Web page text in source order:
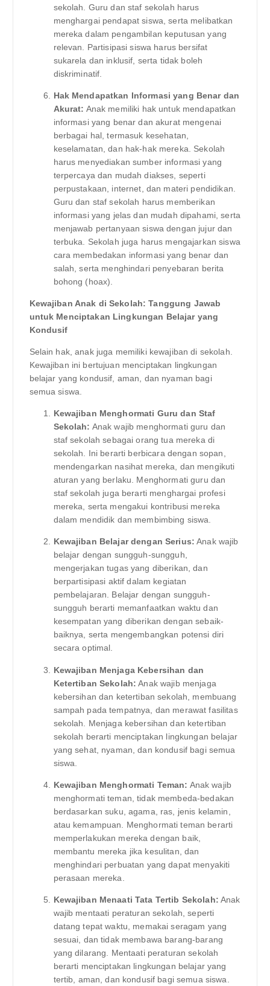
sekolah. Guru dan staf sekolah harus
menghargai pendapat siswa, serta melibatkan
mereka dalam pengambilan keputusan yang
relevan. Partisipasi siswa harus bersifat
sukarela dan inklusif, serta tidak boleh
diskriminatif.
Hak Mendapatkan Informasi yang Benar dan
Akurat: Anak memiliki hak untuk mendapatkan
informasi yang benar dan akurat mengenai
berbagai hal, termasuk kesehatan,
keselamatan, dan hak-hak mereka. Sekolah
harus menyediakan sumber informasi yang
terpercaya dan mudah diakses, seperti
perpustakaan, internet, dan materi pendidikan.
Guru dan staf sekolah harus memberikan
informasi yang jelas dan mudah dipahami, serta
menjawab pertanyaan siswa dengan jujur dan
terbuka. Sekolah juga harus mengajarkan siswa
cara membedakan informasi yang benar dan
salah, serta menghindari penyebaran berita
bohong (hoax).
Kewajiban Anak di Sekolah: Tanggung Jawab
untuk Menciptakan Lingkungan Belajar yang
Kondusif
Selain hak, anak juga memiliki kewajiban di sekolah.
Kewajiban ini bertujuan menciptakan lingkungan
belajar yang kondusif, aman, dan nyaman bagi
semua siswa.
Kewajiban Menghormati Guru dan Staf
Sekolah: Anak wajib menghormati guru dan
staf sekolah sebagai orang tua mereka di
sekolah. Ini berarti berbicara dengan sopan,
mendengarkan nasihat mereka, dan mengikuti
aturan yang berlaku. Menghormati guru dan
staf sekolah juga berarti menghargai profesi
mereka, serta mengakui kontribusi mereka
dalam mendidik dan membimbing siswa.
Kewajiban Belajar dengan Serius: Anak wajib
belajar dengan sungguh-sungguh,
mengerjakan tugas yang diberikan, dan
berpartisipasi aktif dalam kegiatan
pembelajaran. Belajar dengan sungguh-
sungguh berarti memanfaatkan waktu dan
kesempatan yang diberikan dengan sebaik-
baiknya, serta mengembangkan potensi diri
secara optimal.
Kewajiban Menjaga Kebersihan dan
Ketertiban Sekolah: Anak wajib menjaga
kebersihan dan ketertiban sekolah, membuang
sampah pada tempatnya, dan merawat fasilitas
sekolah. Menjaga kebersihan dan ketertiban
sekolah berarti menciptakan lingkungan belajar
yang sehat, nyaman, dan kondusif bagi semua
siswa.
Kewajiban Menghormati Teman: Anak wajib
menghormati teman, tidak membeda-bedakan
berdasarkan suku, agama, ras, jenis kelamin,
atau kemampuan. Menghormati teman berarti
memperlakukan mereka dengan baik,
membantu mereka jika kesulitan, dan
menghindari perbuatan yang dapat menyakiti
perasaan mereka.
Kewajiban Menaati Tata Tertib Sekolah: Anak
wajib mentaati peraturan sekolah, seperti
datang tepat waktu, memakai seragam yang
sesuai, dan tidak membawa barang-barang
yang dilarang. Mentaati peraturan sekolah
berarti menciptakan lingkungan belajar yang
tertib, aman, dan kondusif bagi semua siswa.